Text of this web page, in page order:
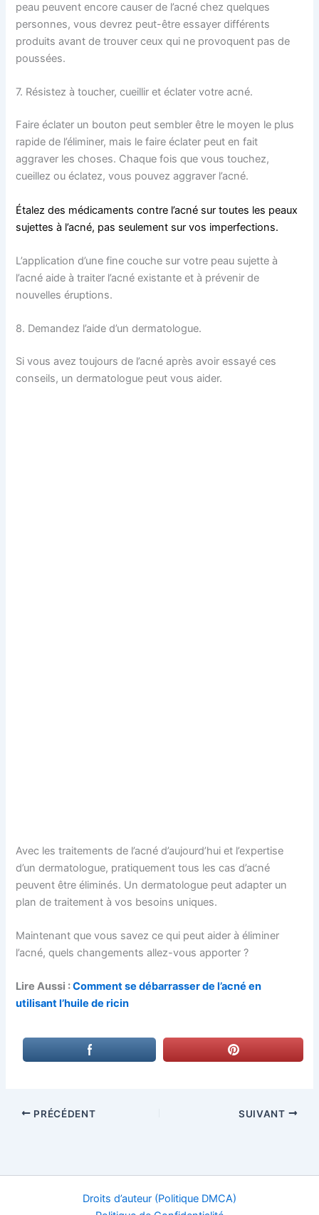
peau peuvent encore causer de l’acné chez quelques
personnes, vous devrez peut-être essayer différents
produits avant de trouver ceux qui ne provoquent pas de
poussées.
7. Résistez à toucher, cueillir et éclater votre acné.
Faire éclater un bouton peut sembler être le moyen le plus
rapide de l’éliminer, mais le faire éclater peut en fait
aggraver les choses. Chaque fois que vous touchez,
cueillez ou éclatez, vous pouvez aggraver l’acné.
Étalez des médicaments contre l’acné sur toutes les peaux
sujettes à l’acné, pas seulement sur vos imperfections.
L’application d’une fine couche sur votre peau sujette à
l’acné aide à traiter l’acné existante et à prévenir de
nouvelles éruptions.
8. Demandez l’aide d’un dermatologue.
Si vous avez toujours de l’acné après avoir essayé ces
conseils, un dermatologue peut vous aider.
Avec les traitements de l’acné d’aujourd’hui et l’expertise
d’un dermatologue, pratiquement tous les cas d’acné
peuvent être éliminés. Un dermatologue peut adapter un
plan de traitement à vos besoins uniques.
Maintenant que vous savez ce qui peut aider à éliminer
l’acné, quels changements allez-vous apporter ?
Lire Aussi :Comment se débarrasser de l’acné en
utilisant l’huile de ricin
PRÉCÉDENT SUIVANT
Droits d’auteur (Politique DMCA)